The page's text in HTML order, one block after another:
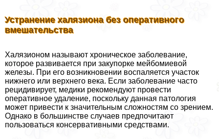
Устранение халязиона без оперативного
вмешательства
Халязионом называют хроническое заболевание,
которое развивается при закупорке мейбомиевой
железы. При его возникновении воспаляется участок
нижнего или верхнего века. Если заболевание часто
рецидивирует, медики рекомендуют провести
оперативное удаление, поскольку данная патология
может привести к значительным сложностям со зрением.
Однако в большинстве случаев предпочитают
пользоваться консервативными средствами.